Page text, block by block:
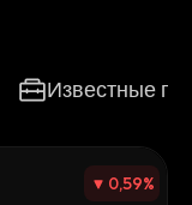
Известные
0,59%